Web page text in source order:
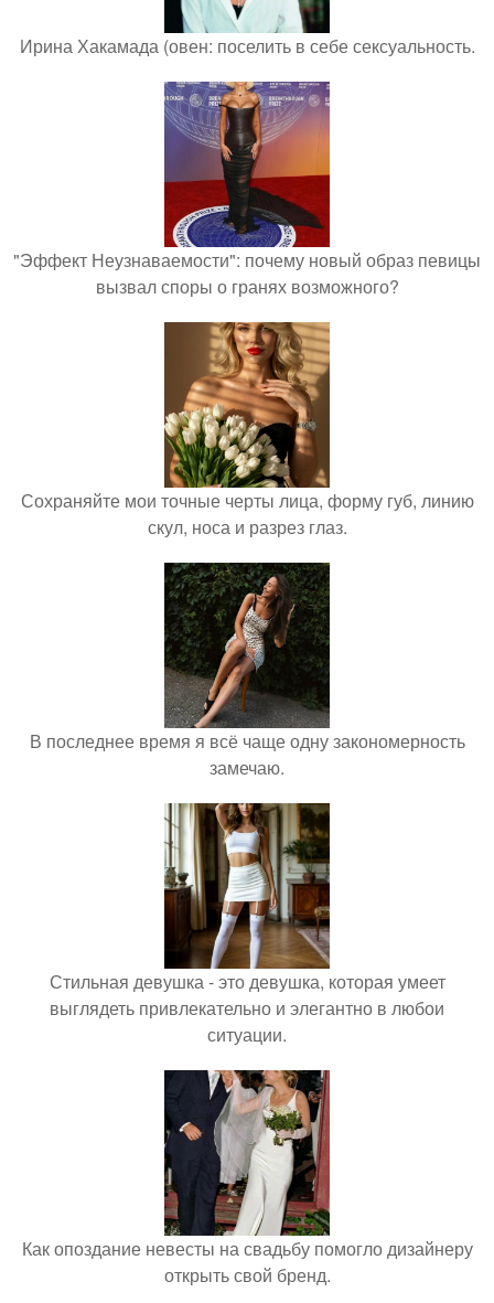
Ирина Хакамада (овен: поселить в себе сексуальность.
"Эффект Неузнаваемости": почему новый образ певицы
вызвал споры о гранях возможного?
Сохраняйте мои точные черты лица, форму губ, линию
скул, носа и разрез глаз.
В последнее время я всё чаще одну закономерность
замечаю.
Стильная девушка - это девушка, которая умеет
выглядеть привлекательно и элегантно в любои
ситуации.
Как опоздание невесты на свадьбу помогло дизайнеру
открыть свой бренд.